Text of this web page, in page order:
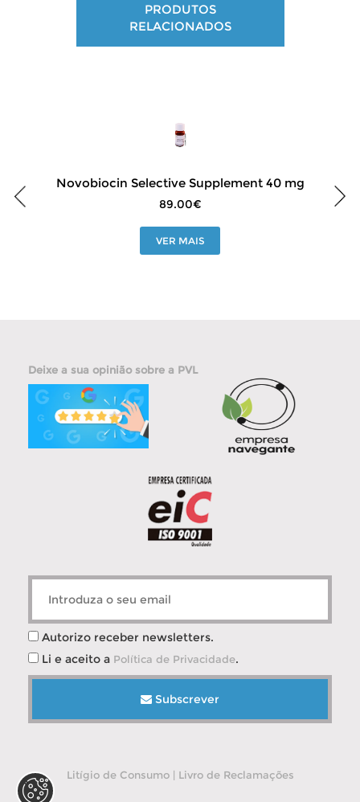
PRODUTOS
RELACIONADOS
Novobiocin Selective Supplement 40 mg
89.00€
VER MAIS
Deixe a sua opinião sobre a PVL
Autorizo receber newsletters.
Li e aceito a Política de Privacidade.
Subscrever
Litígio de Consumo| Livro de Reclamações